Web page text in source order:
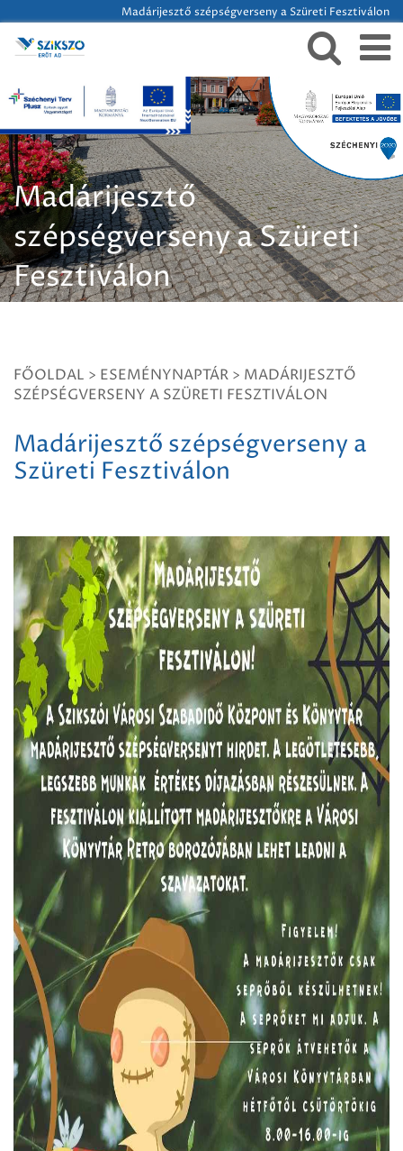
Madárijesztő szépségverseny a Szüreti Fesztiválon
Madárijesztő
szépségverseny a Szüreti
Fesztiválon
FŐOLDAL > ESEMÉNYNAPTÁR > MADÁRIJESZTŐ
SZÉPSÉGVERSENY A SZÜRETI FESZTIVÁLON
Madárijesztő szépségverseny a
Szüreti Fesztiválon